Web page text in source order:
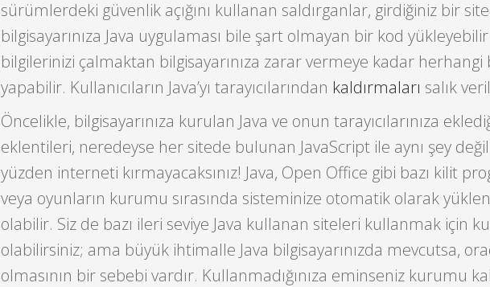
sürümlerdeki güvenlik açığını kullanan saldırganlar, girdiğiniz bir
bilgisayarınıza Java uygulaması bile şart olmayan bir kod
bilgilerinizi çalmaktan bilgisayarınıza zarar vermeye kadar herhangi
yapabilir. Kullanıcıların Java’yı tarayıcılarından kaldırmaları salık
Öncelikle, bilgisayarınıza kurulan Java ve onun tarayıcılarınıza
eklentileri, neredeyse her sitede bulunan JavaScript ile aynı şey
yüzden interneti kırmayacaksınız! Java, Open Office gibi bazı kilit
veya oyunların kurumu sırasında sisteminize otomatik olarak
olabilir. Siz de bazı ileri seviye Java kullanan siteleri kullanmak için
olabilirsiniz; ama büyük ihtimalle Java bilgisayarınızda mevcutsa,
olmasının bir sebebi vardır. Kullanmadığınıza eminseniz kurumu